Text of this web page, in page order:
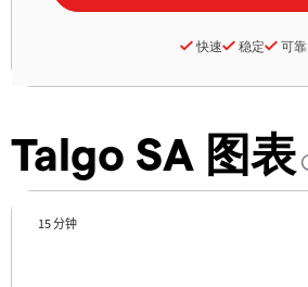
Talgo SA 图表
15 分钟
快速 稳定 可靠